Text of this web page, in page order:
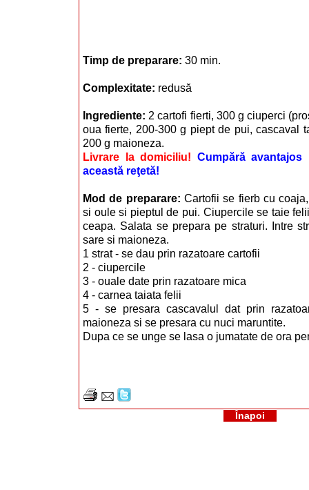
Timp de preparare: 30 min.
Complexitate: redusă
Ingrediente: 2 cartofi fierti, 300 g ciuperci
oua fierte, 200-300 g piept de pui, cascaval
200 g maioneza.
Livrare la domiciliu! Cumpără avantajos
această reţetă!
Mod de preparare: Cartofii se fierb cu
si oule si pieptul de pui. Ciupercile se taie
ceapa. Salata se prepara pe straturi. Intre
sare si maioneza.
1 strat - se dau prin razatoare cartofii
2 - ciupercile
3 - ouale date prin razatoare mica
4 - carnea taiata felii
5 - se presara cascavalul dat prin
maioneza si se presara cu nuci maruntite.
Dupa ce se unge se lasa o jumatate de ora
Înapoi